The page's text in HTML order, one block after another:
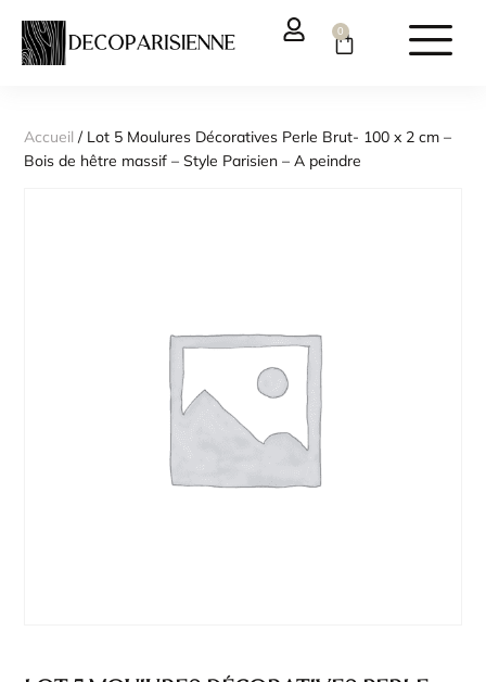
0
Accueil / Lot 5 Moulures Décoratives Perle Brut- 100 x 2 cm –
Bois de hêtre massif – Style Parisien – A peindre